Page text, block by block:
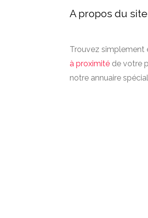
A propos du
Trouvez simplement
à proximité de votre
notre annuaire